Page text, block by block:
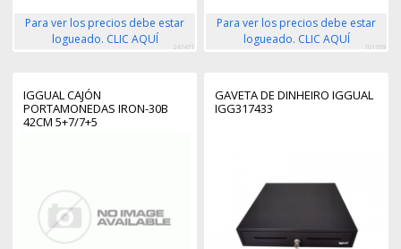
Para ver los precios debe estar
logueado. CLIC AQUÍ
247471
Para ver los precios debe estar
logueado. CLIC AQUÍ
101669
IGGUAL CAJÓN
PORTAMONEDAS IRON-30B
42CM 5+7/7+5
GAVETA DE DINHEIRO IGGUAL
IGG317433